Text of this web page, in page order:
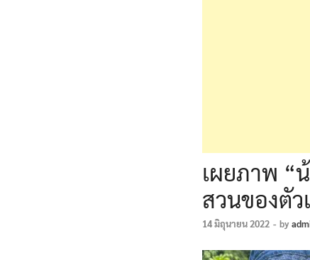
เผยภาพ “
สวนของตัว
14 มิถุนายน 2022 - by